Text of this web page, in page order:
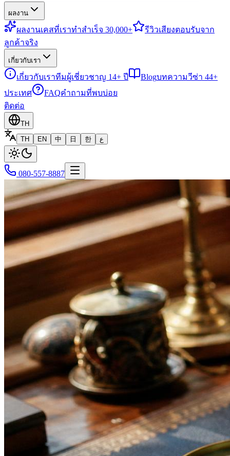
ผลงาน
ผลงานเคสที่เราทำสำเร็จ 30,000+ รีวิวเสียงตอบรับจาก
ลูกค้าจริง
เกี่ยวกับเรา
เกี่ยวกับเราทีมผู้เชี่ยวชาญ 14+ ปี Blogบทความวีซ่า 44+
ประเทศ
FAQคำถามที่พบบ่อย
ติดต่อ
TH
TH
EN 中 日 한 ع
080-557-8887